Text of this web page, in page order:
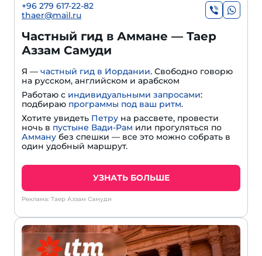
+96 279 617-22-82
thaer@mail.ru
Частный гид в Амма­не — Таер
Аззам Самуди
Я — частный гид в Иордании. Свободно говорю
на русском, английском и арабском
Работаю с индивидуальными запросами:
подбираю программы под ваш ритм.
Хотите увидеть Петру на рассвете, провести
ночь в пустыне Вади-Рам или прогуляться по
Амману без спешки — все это можно собрать в
один удобный маршрут.
УЗНАТЬ БОЛЬШЕ
Реклама: Таер Аззам Самуди